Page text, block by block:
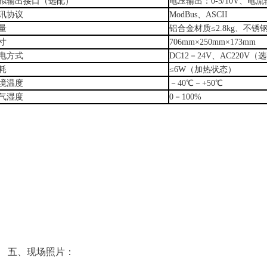
协议
ModBus、ASCII
铝合金材质≤2.8kg、不锈
706mm×250mm×173mm
方式
DC12－24V、AC220V（选
≤6W（加热状态）
温度
－ 40℃－+50℃
湿度
0－100%
现场照片：